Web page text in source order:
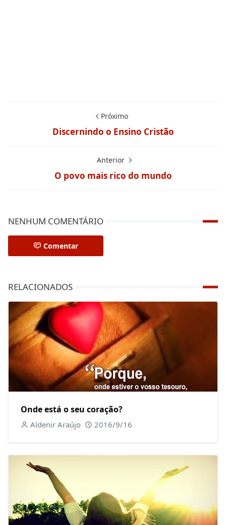
Próximo
Discernindo o Ensino Cristão
Anterior
O povo mais rico do mundo
NENHUM COMENTÁRIO
Comentar
RELACIONADOS
Onde está o seu coração?
Aldenir Araújo 2016/9/16